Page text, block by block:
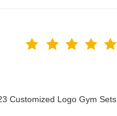
Customized Logo Gym Sets